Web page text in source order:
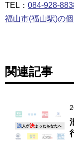
TEL： 084-928-
福山市(福山駅)の
関連記事